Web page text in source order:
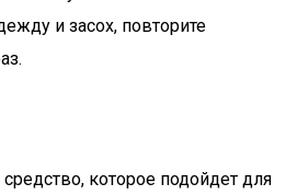
и засох, повторите
которое подойдет для